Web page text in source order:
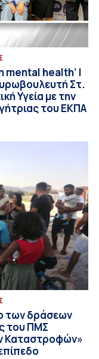
mental health’ |
Στ.
Υγεία με την
του ΕΚΠΑ
των δράσεων
του ΠΜΣ
Καταστροφών»